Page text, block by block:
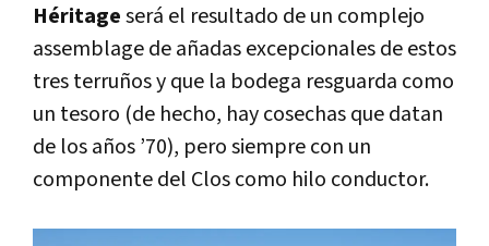
Héritageserá el resultado de un complejo
assemblage de añadas excepcionales de estos
tres terruños y que la bodega resguarda como
un tesoro (de hecho, hay cosechas que datan
de los años ’70), pero siempre con un
componente del Clos como hilo conductor.